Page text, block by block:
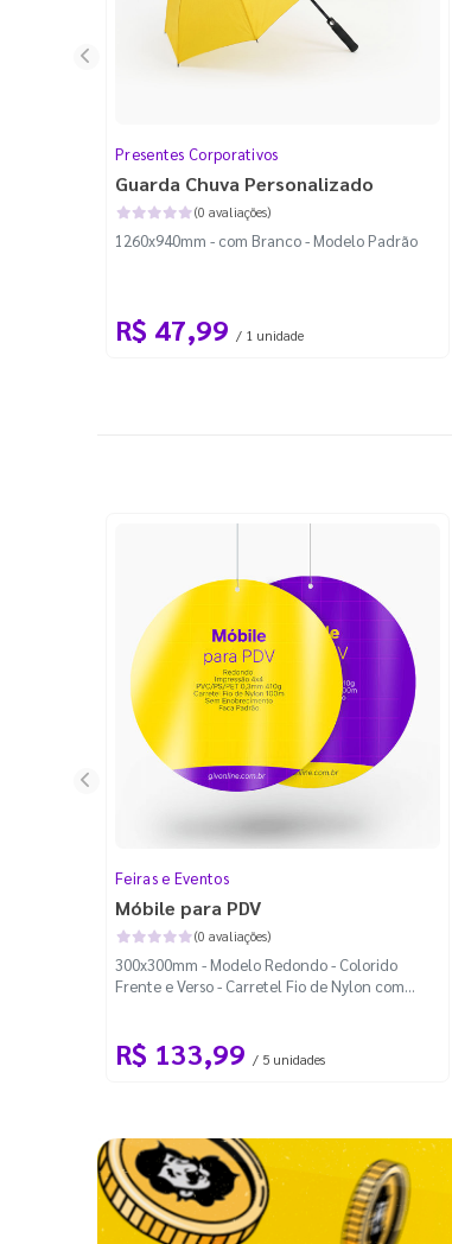
Presentes Corporativos
Guarda Chuva Personalizado
(0 avaliações)
1260x940mm - com Branco - Modelo Padrão
R$ 47,99 / 1 unidade
Feiras e Eventos
Móbile para PDV
(0 avaliações)
300x300mm - Modelo Redondo - Colorido
Frente e Verso - Carretel Fio de Nylon com
R$ 133,99 / 5 unidades